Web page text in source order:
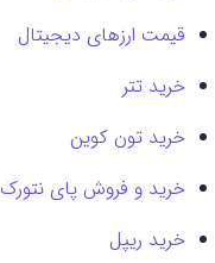
قیمت ارزهای دیجیتال
خرید تتر
خرید تون کوین
خرید و فروش پای نتورک
خرید ریپل